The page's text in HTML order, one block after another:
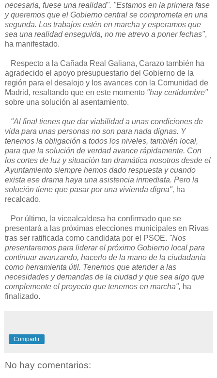
necesaria, fuese una realidad". "Estamos en la primera fase
y queremos que el Gobierno central se comprometa en una
segunda. Los trabajos estén en marcha y esperamos que
sea una realidad enseguida, no me atrevo a poner fechas",
ha manifestado.
Respecto a la Cañada Real Galiana, Carazo también ha
agradecido el apoyo presupuestario del Gobierno de la
región para el desalojo y los avances con la Comunidad de
Madrid, resaltando que en este momento "hay certidumbre"
sobre una solución al asentamiento.
"Al final tienes que dar viabilidad a unas condiciones de
vida para unas personas no son para nada dignas. Y
tenemos la obligación a todos los niveles, también local,
para que la solución de verdad avance rápidamente. Con
los cortes de luz y situación tan dramática nosotros desde el
Ayuntamiento siempre hemos dado respuesta y cuando
exista ese drama haya una asistencia inmediata. Pero la
solución tiene que pasar por una vivienda digna", ha
recalcado.
Por último, la vicealcaldesa ha confirmado que se
presentará a las próximas elecciones municipales en Rivas
tras ser ratificada como candidata por el PSOE. "Nos
presentaremos para liderar el próximo Gobierno local para
continuar avanzando, hacerlo de la mano de la ciudadanía
como herramienta útil. Tenemos que atender a las
necesidades y demandas de la ciudad y que sea algo que
complemente el proyecto que tenemos en marcha", ha
finalizado.
Compartir
No hay comentarios: